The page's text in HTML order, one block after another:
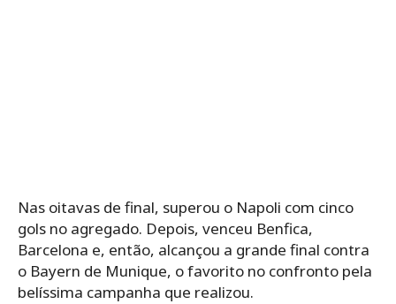
Nas oitavas de final, superou o Napoli com cinco
gols no agregado. Depois, venceu Benfica,
Barcelona e, então, alcançou a grande final contra
o Bayern de Munique, o favorito no confronto pela
belíssima campanha que realizou.